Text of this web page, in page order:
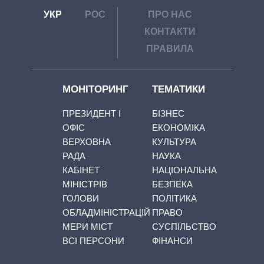
УКР РОС
ПРО НАС
КОНТАКТИ
ПРАВИЛА
МОНІТОРИНГ
ПРЕЗИДЕНТ І
ОФІС
ВЕРХОВНА
РАДА
КАБІНЕТ
МІНІСТРІВ
ГОЛОВИ
ОБЛАДМІНІСТРАЦІЙ
МЕРИ МІСТ
ВСІ ПЕРСОНИ
ТЕМАТИКИ
БІЗНЕС
ЕКОНОМІКА
КУЛЬТУРА
НАУКА
НАЦІОНАЛЬНА
БЕЗПЕКА
ПОЛІТИКА
ПРАВО
СУСПІЛЬСТВО
ФІНАНСИ